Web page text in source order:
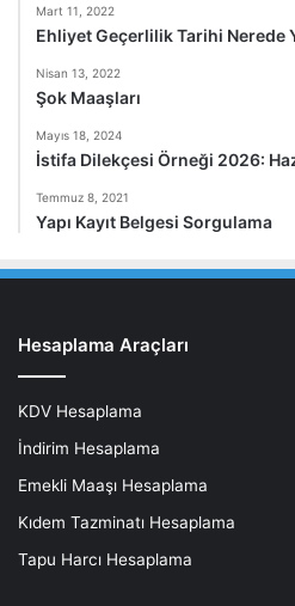
Mart 11, 2022
Ehliyet Geçerlilik Tarihi Nerede
Nisan 13, 2022
Şok Maaşları
Mayıs 18, 2024
İstifa Dilekçesi Örneği 2026:
Temmuz 8, 2021
Yapı Kayıt Belgesi Sorgulama
Hesaplama Araçları
KDV Hesaplama
İndirim Hesaplama
Emekli Maaşı Hesaplama
Kıdem Tazminatı Hesaplama
Tapu Harcı Hesaplama